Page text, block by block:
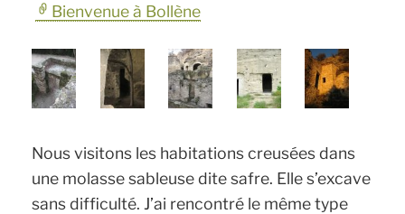
Bienvenue à Bollène
Nous visitons les habitations creusées dans
une molasse sableuse dite safre. Elle s’excave
sans difficulté. J’ai rencontré le même type